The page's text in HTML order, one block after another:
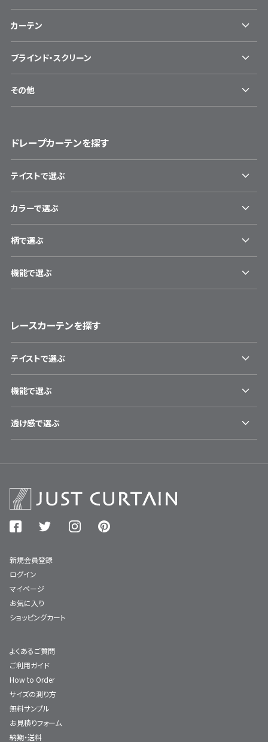
カーテン
ブラインド・スクリーン
その他
ドレープカーテンを探す
テイストで選ぶ
カラーで選ぶ
柄で選ぶ
機能で選ぶ
レースカーテンを探す
テイストで選ぶ
機能で選ぶ
透け感で選ぶ
新規会員登録
ログイン
マイページ
お気に入り
ショッピングカート
よくあるご質問
ご利用ガイド
How to Order
サイズの測り方
無料サンプル
お見積りフォーム
納期・送料